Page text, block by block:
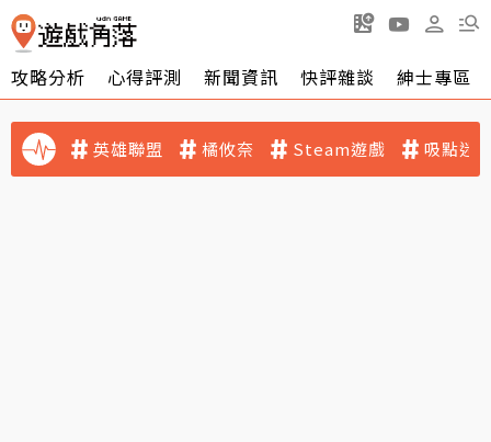
攻略分析 心得評測 新聞資訊 快評雜談 紳士專區
英雄聯盟 橘攸奈 Steam遊戲 吸點迷